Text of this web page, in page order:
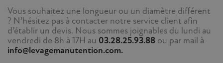
Vous souhaitez une longueur ou un diamètre différent
? N’hésitez pas à contacter notre service client afin
d’établir un devis. Nous sommes joignables du lundi au
vendredi de 8h à 17H au 03.28.25.93.88 ou par mail à
info@levagemanutention.com.